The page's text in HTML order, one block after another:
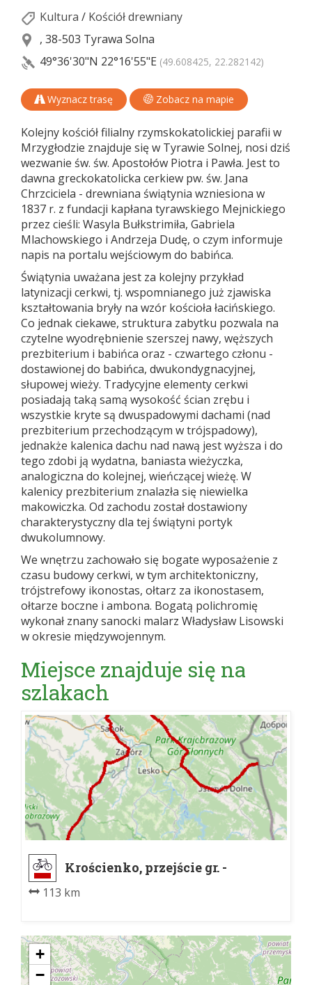
Kultura / Kościół drewniany
, 38-503 Tyrawa Solna
49°36'30"N 22°16'55"E (49.608425, 22.282142)
Wyznacz trasę Zobacz na mapie
Kolejny kościół filialny rzymskokatolickiej parafii w
Mrzygłodzie znajduje się w Tyrawie Solnej, nosi dziś
wezwanie św. św. Apostołów Piotra i Pawła. Jest to
dawna greckokatolicka cerkiew pw. św. Jana
Chrzciciela - drewniana świątynia wzniesiona w
1837 r. z fundacji kapłana tyrawskiego Mejnickiego
przez cieśli: Wasyla Bułkstrimiła, Gabriela
Mlachowskiego i Andrzeja Dudę, o czym informuje
napis na portalu wejściowym do babińca.
Świątynia uważana jest za kolejny przykład
latynizacji cerkwi, tj. wspomnianego już zjawiska
kształtowania bryły na wzór kościoła łacińskiego.
Co jednak ciekawe, struktura zabytku pozwala na
czytelne wyodrębnienie szerszej nawy, węższych
prezbiterium i babińca oraz - czwartego członu -
dostawionej do babińca, dwukondygnacyjnej,
słupowej wieży. Tradycyjne elementy cerkwi
posiadają taką samą wysokość ścian zrębu i
wszystkie kryte są dwuspadowymi dachami (nad
prezbiterium przechodzącym w trójspadowy),
jednakże kalenica dachu nad nawą jest wyższa i do
tego zdobi ją wydatna, baniasta wieżyczka,
analogiczna do kolejnej, wieńczącej wieżę. W
kalenicy prezbiterium znalazła się niewielka
makowiczka. Od zachodu został dostawiony
charakterystyczny dla tej świątyni portyk
dwukolumnowy.
We wnętrzu zachowało się bogate wyposażenie z
czasu budowy cerkwi, w tym architektoniczny,
trójstrefowy ikonostas, ołtarz za ikonostasem,
ołtarze boczne i ambona. Bogatą polichromię
wykonał znany sanocki malarz Władysław Lisowski
w okresie międzywojennym.
Miejsce znajduje się na
szlakach
Krościenko, przejście gr. -
Laborecký priesmyk
113 km
+
−